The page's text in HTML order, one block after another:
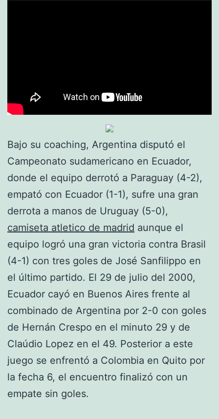
Bajo su coaching, Argentina disputó el
Campeonato sudamericano en Ecuador,
donde el equipo derrotó a Paraguay (4-2),
empató con Ecuador (1-1), sufre una gran
derrota a manos de Uruguay (5-0),
camiseta atletico de madrid aunque el
equipo logró una gran victoria contra Brasil
(4-1) con tres goles de José Sanfilippo en
el último partido. El 29 de julio del 2000,
Ecuador cayó en Buenos Aires frente al
combinado de Argentina por 2-0 con goles
de Hernán Crespo en el minuto 29 y de
Claúdio Lopez en el 49. Posterior a este
juego se enfrentó a Colombia en Quito por
la fecha 6, el encuentro finalizó con un
empate sin goles.